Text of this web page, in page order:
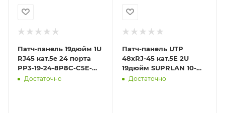
Патч-панель 19дюйм 1U
RJ45 кат.5e 24 порта
PP3-19-24-8P8C-C5E-
110D черн. Hyperline
Достаточно
Патч-панель UTP
48хRJ-45 кат.5E 2U
19дюйм SUPRLAN 10-
0405
Достаточно